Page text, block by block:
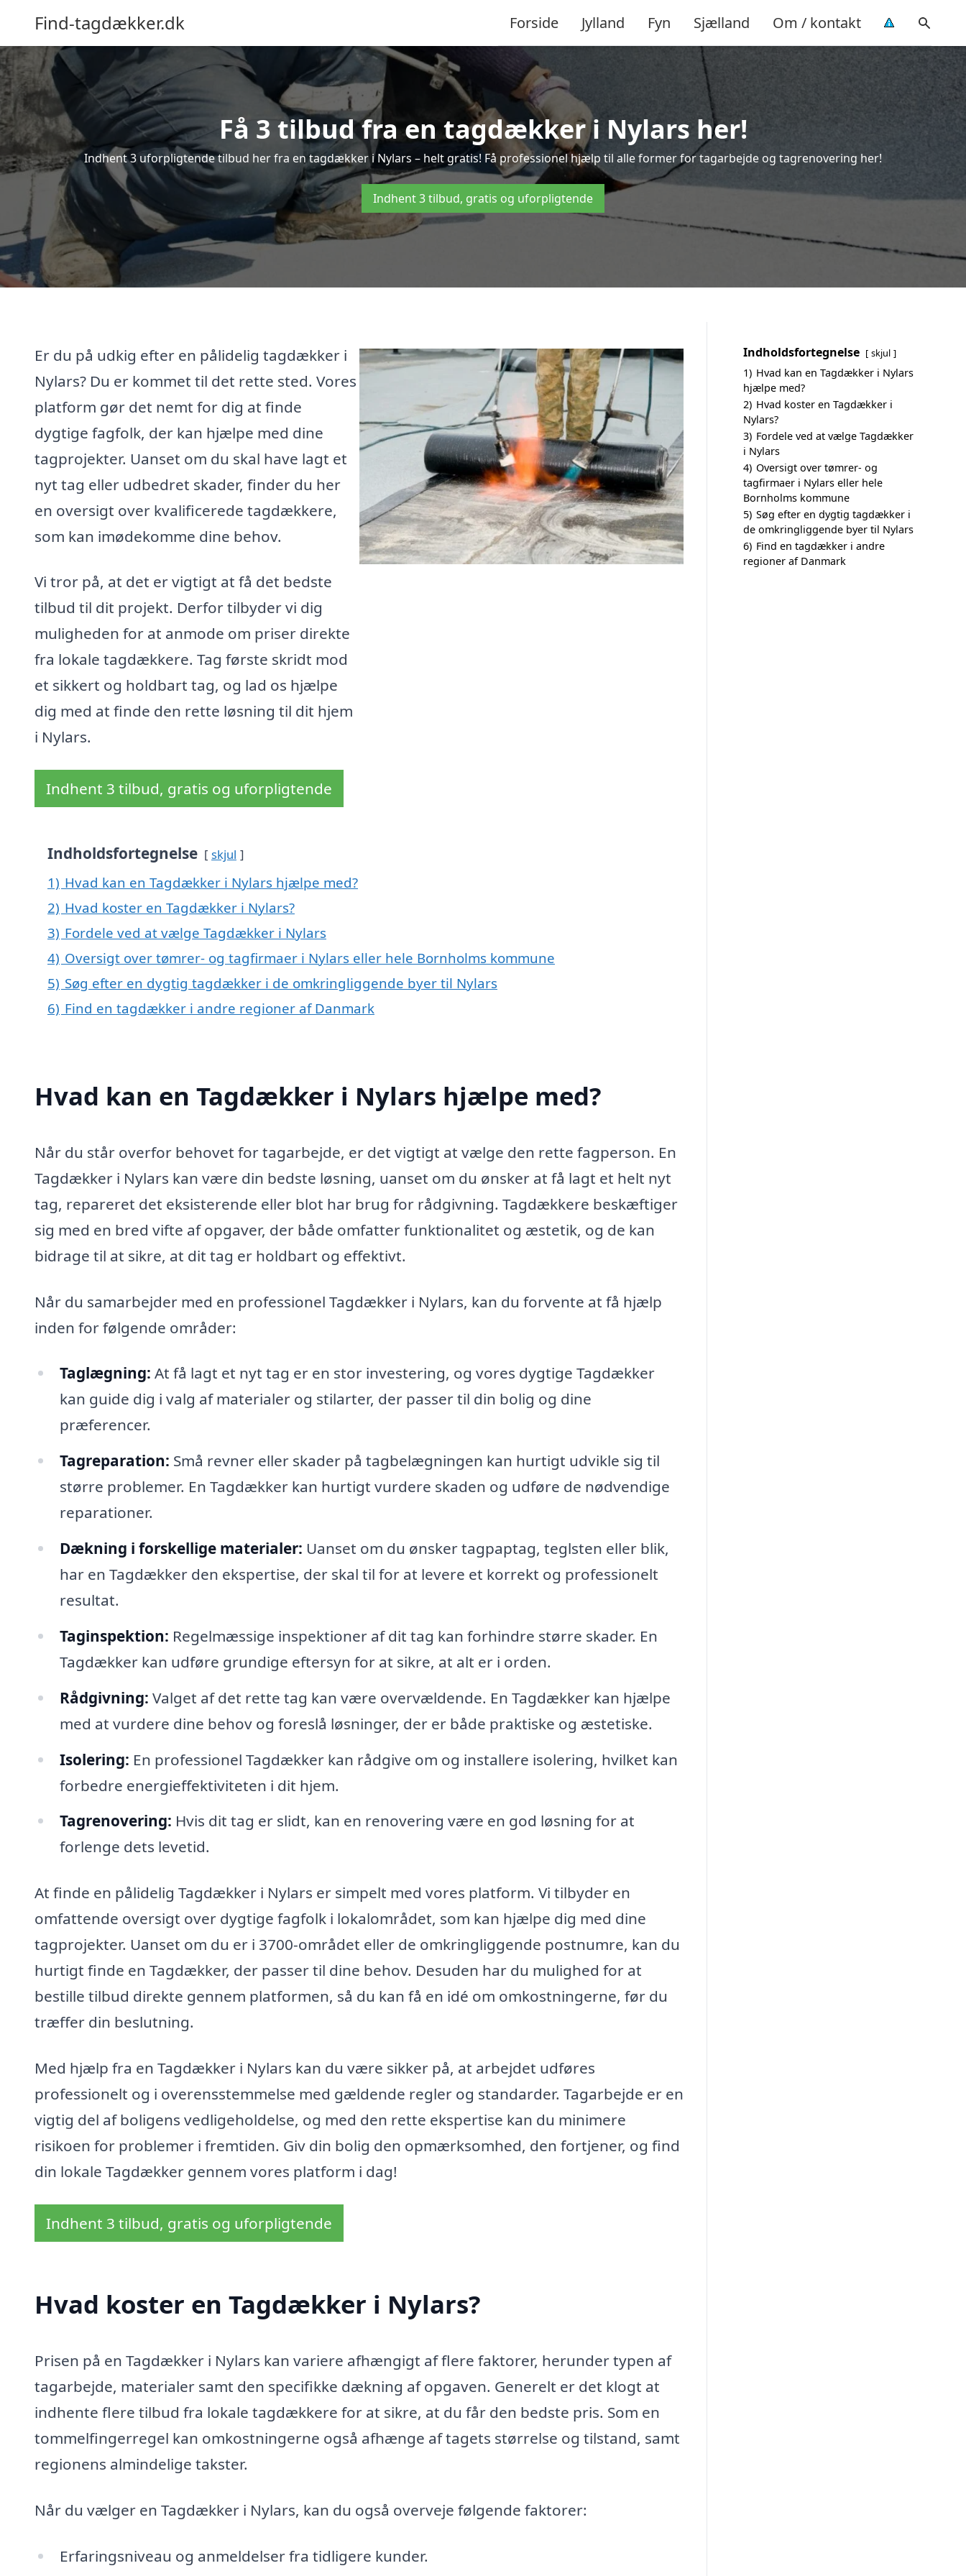
Find-tagdækker.dk Forside Jylland Fyn Sjælland Om / kontakt
Få 3 tilbud fra en tagdækker i Nylars her!
Indhent 3 uforpligtende tilbud her fra en tagdækker i Nylars – helt gratis! Få professionel hjælp til alle former for tagarbejde og tagrenovering her!
Indhent 3 tilbud, gratis og uforpligtende
Er du på udkig efter en pålidelig tagdækker i
Nylars? Du er kommet til det rette sted. Vores
platform gør det nemt for dig at finde
dygtige fagfolk, der kan hjælpe med dine
tagprojekter. Uanset om du skal have lagt et
nyt tag eller udbedret skader, finder du her
en oversigt over kvalificerede tagdækkere,
som kan imødekomme dine behov.
Vi tror på, at det er vigtigt at få det bedste
tilbud til dit projekt. Derfor tilbyder vi dig
muligheden for at anmode om priser direkte
fra lokale tagdækkere. Tag første skridt mod
et sikkert og holdbart tag, og lad os hjælpe
dig med at finde den rette løsning til dit hjem
i Nylars.
Indhent 3 tilbud, gratis og uforpligtende
Indholdsfortegnelse skjul
1) Hvad kan en Tagdækker i Nylars hjælpe med?
2) Hvad koster en Tagdækker i Nylars?
3) Fordele ved at vælge Tagdækker i Nylars
4) Oversigt over tømrer- og tagfirmaer i Nylars eller hele Bornholms kommune
5) Søg efter en dygtig tagdækker i de omkringliggende byer til Nylars
6) Find en tagdækker i andre regioner af Danmark
Hvad kan en Tagdækker i Nylars hjælpe med?
Når du står overfor behovet for tagarbejde, er det vigtigt at vælge den rette fagperson. En
Tagdækker i Nylars kan være din bedste løsning, uanset om du ønsker at få lagt et helt nyt
tag, repareret det eksisterende eller blot har brug for rådgivning. Tagdækkere beskæftiger
sig med en bred vifte af opgaver, der både omfatter funktionalitet og æstetik, og de kan
bidrage til at sikre, at dit tag er holdbart og effektivt.
Når du samarbejder med en professionel Tagdækker i Nylars, kan du forvente at få hjælp
inden for følgende områder:
Taglægning: At få lagt et nyt tag er en stor investering, og vores dygtige Tagdækker
kan guide dig i valg af materialer og stilarter, der passer til din bolig og dine
præferencer.
Tagreparation: Små revner eller skader på tagbelægningen kan hurtigt udvikle sig til
større problemer. En Tagdækker kan hurtigt vurdere skaden og udføre de nødvendige
reparationer.
Dækning i forskellige materialer: Uanset om du ønsker tagpaptag, teglsten eller blik,
har en Tagdækker den ekspertise, der skal til for at levere et korrekt og professionelt
resultat.
Taginspektion: Regelmæssige inspektioner af dit tag kan forhindre større skader. En
Tagdækker kan udføre grundige eftersyn for at sikre, at alt er i orden.
Rådgivning: Valget af det rette tag kan være overvældende. En Tagdækker kan hjælpe
med at vurdere dine behov og foreslå løsninger, der er både praktiske og æstetiske.
Isolering: En professionel Tagdækker kan rådgive om og installere isolering, hvilket kan
forbedre energieffektiviteten i dit hjem.
Tagrenovering: Hvis dit tag er slidt, kan en renovering være en god løsning for at
forlenge dets levetid.
At finde en pålidelig Tagdækker i Nylars er simpelt med vores platform. Vi tilbyder en
omfattende oversigt over dygtige fagfolk i lokalområdet, som kan hjælpe dig med dine
tagprojekter. Uanset om du er i 3700-området eller de omkringliggende postnumre, kan du
hurtigt finde en Tagdækker, der passer til dine behov. Desuden har du mulighed for at
bestille tilbud direkte gennem platformen, så du kan få en idé om omkostningerne, før du
træffer din beslutning.
Med hjælp fra en Tagdækker i Nylars kan du være sikker på, at arbejdet udføres
professionelt og i overensstemmelse med gældende regler og standarder. Tagarbejde er en
vigtig del af boligens vedligeholdelse, og med den rette ekspertise kan du minimere
risikoen for problemer i fremtiden. Giv din bolig den opmærksomhed, den fortjener, og find
din lokale Tagdækker gennem vores platform i dag!
Indhent 3 tilbud, gratis og uforpligtende
Hvad koster en Tagdækker i Nylars?
Prisen på en Tagdækker i Nylars kan variere afhængigt af flere faktorer, herunder typen af
tagarbejde, materialer samt den specifikke dækning af opgaven. Generelt er det klogt at
indhente flere tilbud fra lokale tagdækkere for at sikre, at du får den bedste pris. Som en
tommelfingerregel kan omkostningerne også afhænge af tagets størrelse og tilstand, samt
regionens almindelige takster.
Når du vælger en Tagdækker i Nylars, kan du også overveje følgende faktorer:
Erfaringsniveau og anmeldelser fra tidligere kunder.
Indholdsfortegnelse skjul
1) Hvad kan en Tagdækker i Nylars
hjælpe med?
2) Hvad koster en Tagdækker i
Nylars?
3) Fordele ved at vælge Tagdækker
i Nylars
4) Oversigt over tømrer- og
tagfirmaer i Nylars eller hele
Bornholms kommune
5) Søg efter en dygtig tagdækker i
de omkringliggende byer til Nylars
6) Find en tagdækker i andre
regioner af Danmark